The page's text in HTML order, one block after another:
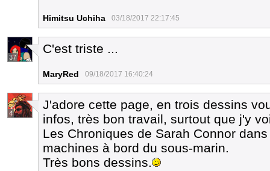
Himitsu Uchiha 03/18/2017 22:17:45
37
C'est triste ...
MaryRed 09/18/2017 16:40:24
4
J'adore cette page, en trois dessins
infos, très bon travail, surtout que j'y
Les Chroniques de Sarah Connor
machines à bord du sous-marin.
Très bons dessins.